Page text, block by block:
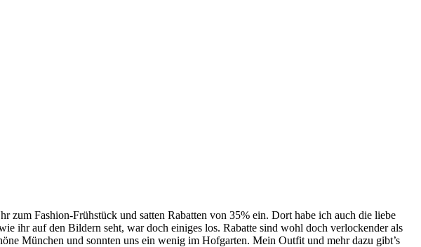
zum Fashion-Frühstück und satten Rabatten von 35% ein. Dort habe ich auch die liebe
ihr auf den Bildern seht, war doch einiges los. Rabatte sind wohl doch verlockender als
München und sonnten uns ein wenig im Hofgarten. Mein Outfit und mehr dazu gibt’s